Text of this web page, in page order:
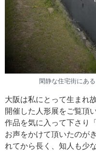
閑静な住宅街にあ
大阪は私にとって生まれ
開催した人形展をご覧頂
作品を気に入って下さり
お声をかけて頂いたのが
れてから長く、知人も少